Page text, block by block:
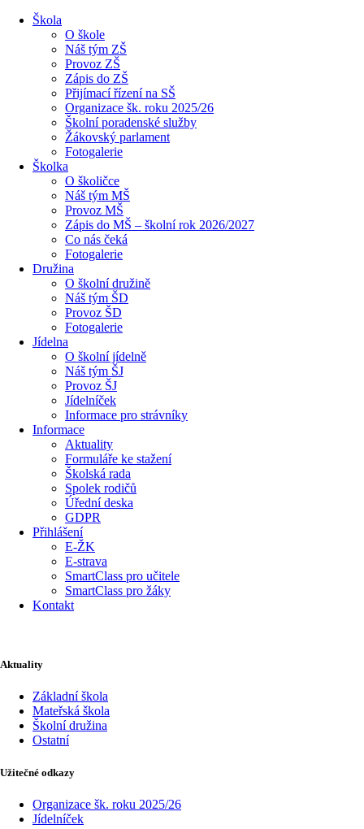
Škola
O škole
Náš tým ZŠ
Provoz ZŠ
Zápis do ZŠ
Přijímací řízení na SŠ
Organizace šk. roku 2025/26
Školní poradenské služby
Žákovský parlament
Fotogalerie
Školka
O školičce
Náš tým MŠ
Provoz MŠ
Zápis do MŠ – školní rok 2026/2027
Co nás čeká
Fotogalerie
Družina
O školní družině
Náš tým ŠD
Provoz ŠD
Fotogalerie
Jídelna
O školní jídelně
Náš tým ŠJ
Provoz ŠJ
Jídelníček
Informace pro strávníky
Informace
Aktuality
Formuláře ke stažení
Školská rada
Spolek rodičů
Úřední deska
GDPR
Přihlášení
E-ŽK
E-strava
SmartClass pro učitele
SmartClass pro žáky
Kontakt
Aktuality
Základní škola
Mateřská škola
Školní družina
Ostatní
Užitečné odkazy
Organizace šk. roku 2025/26
Jídelníček